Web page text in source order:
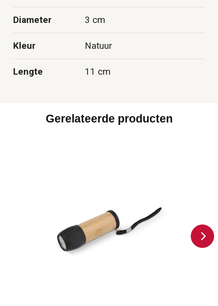
Diameter 3 cm
Kleur Natuur
Lengte 11 cm
Gerelateerde producten